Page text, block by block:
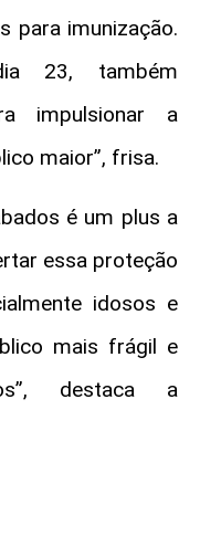
para imunização.
23, também
impulsionar a
maior”, frisa.
é um plus a
essa proteção
idosos e
mais frágil e
destaca a